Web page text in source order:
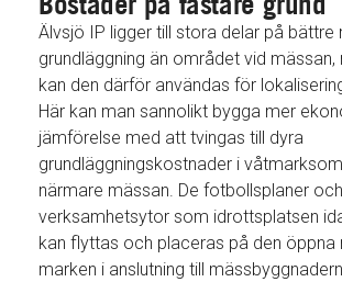
Älvsjö IP ligger till stora delar på bättre
grundläggning än området vid mässan,
kan den därför användas för
Här kan man sannolikt bygga mer
jämförelse med att tvingas till dyra
grundläggningskostnader i
närmare mässan. De fotbollsplaner
verksamhetsytor som idrottsplatsen
kan flyttas och placeras på den öppna
marken i anslutning till